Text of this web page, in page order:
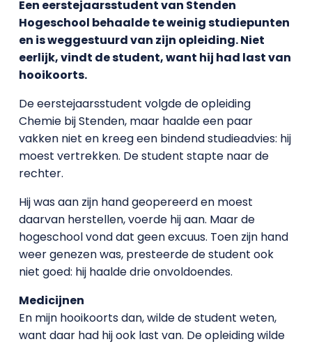
Een eerstejaarsstudent van Stenden
Hogeschool behaalde te weinig studiepunten
en is weggestuurd van zijn opleiding. Niet
eerlijk, vindt de student, want hij had last van
hooikoorts.
De eerstejaarsstudent volgde de opleiding
Chemie bij Stenden, maar haalde een paar
vakken niet en kreeg een bindend studieadvies: hij
moest vertrekken. De student stapte naar de
rechter.
Hij was aan zijn hand geopereerd en moest
daarvan herstellen, voerde hij aan. Maar de
hogeschool vond dat geen excuus. Toen zijn hand
weer genezen was, presteerde de student ook
niet goed: hij haalde drie onvoldoendes.
Medicijnen
En mijn hooikoorts dan, wilde de student weten,
want daar had hij ook last van. De opleiding wilde